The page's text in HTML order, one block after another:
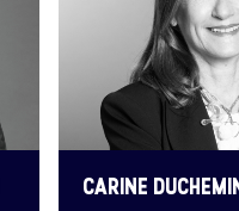
CARINE